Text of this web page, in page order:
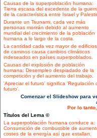
Causas de la superpoblación humana:
Tierra escasa del excedente de la
de la característica entre Israel y
Durante un Tsunami, cada vez más
personas morirán debido al aumento
mundial del crecimiento de la población
humana a lo largo de la costa.
La cantidad cada vez mayor de
de caminos causa cambios climáticos
indeseados en países superpoblados.
Causas del explosión de población
humana: Desempleo despiadado de la
competición y del aumento del trabajo.
'Apreciar el futuro' significa 'Regulación
futuro'.
Comenzar el Slideshow para
Por lo
Títulos del Lema ©
La superpoblación humana conduce a:
Consumición de combustible de
costes de la energía así que estallan.